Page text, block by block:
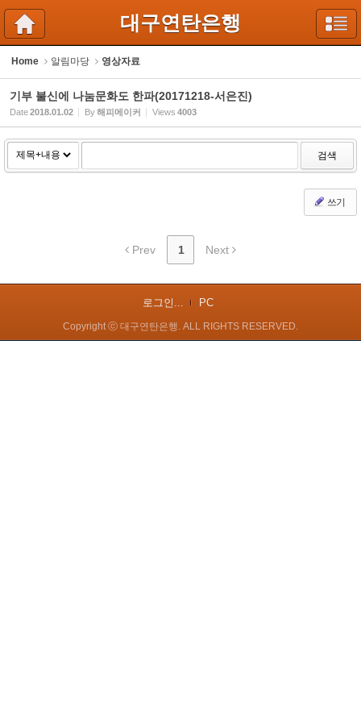
대구연탄은행
Home 알림마당 영상자료
기부 불신에 나눔문화도 한파(20171218-서은진)
Date2018.01.02 By해피메이커 Views 4003
검색
쓰기
Prev 1 Next
로그인... PC
Copyright ⓒ 대구연탄은행. ALL RIGHTS RESERVED.